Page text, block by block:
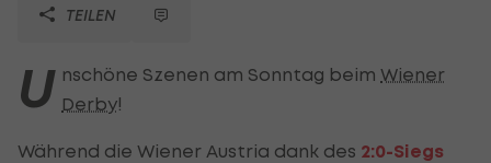
TEILEN
U nschöne Szenen am Sonntag beim Wiener
Derby!
Während die Wiener Austria dank des 2:0-Siegs